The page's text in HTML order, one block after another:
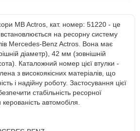
MB Actros, кат. номер: 51220 - це
на ресорну систему
Mercedes-Benz Actros. Вона має
діаметр), 42 мм (зовнішній
Каталожний номер цієї втулки -
з високоякісних матеріалів, що
і надійну роботу. Застосування цієї
стабільність ресорної
автомобіля.